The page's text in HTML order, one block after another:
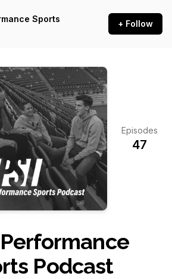
Sports
+ Follow
Episodes
47
Podcast